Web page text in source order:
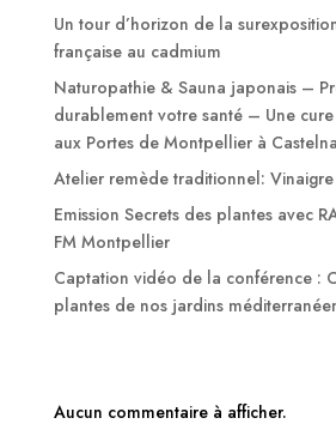
Un tour d’horizon de la
française au cadmium
Naturopathie & Sauna japonais –
durablement votre santé – Une
aux Portes de Montpellier à
Atelier remède traditionnel:
Emission Secrets des plantes avec
FM Montpellier
Captation vidéo de la conférence :
plantes de nos jardins
Aucun commentaire à afficher.